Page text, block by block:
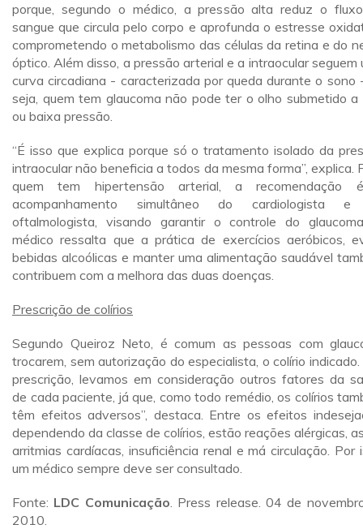
porque, segundo o médico, a pressão alta reduz o
sangue que circula pelo corpo e aprofunda o estresse
comprometendo o metabolismo das células da retina e do
óptico. Além disso, a pressão arterial e a intraocular seguem
curva circadiana - caracterizada por queda durante o sono
seja, quem tem glaucoma não pode ter o olho submetido a
ou baixa pressão.
“É isso que explica porque só o tratamento isolado da
intraocular não beneficia a todos da mesma forma”, explica.
quem tem hipertensão arterial, a recomendação
acompanhamento simultâneo do cardiologista
oftalmologista, visando garantir o controle do
médico ressalta que a prática de exercícios aeróbicos,
bebidas alcoólicas e manter uma alimentação saudável
contribuem com a melhora das duas doenças.
Prescrição de colírios
Segundo Queiroz Neto, é comum as pessoas com
trocarem, sem autorização do especialista, o colírio indicado.
prescrição, levamos em consideração outros fatores da
de cada paciente, já que, como todo remédio, os colírios
têm efeitos adversos”, destaca. Entre os efeitos
dependendo da classe de colírios, estão reações alérgicas,
arritmias cardíacas, insuficiência renal e má circulação. Por
um médico sempre deve ser consultado.
Fonte: LDC Comunicação. Press release. 04 de
2010.